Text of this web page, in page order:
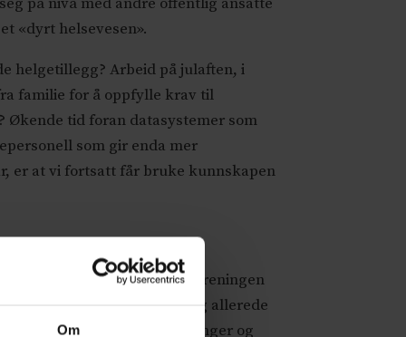
Om
«dyrt helsevesen».
helgetillegg? Arbeid på julaften, i
familie for å oppfylle krav til
Økende tid foran datasystemer som
som gir enda mer
er at vi fortsatt får bruke kunnskapen
ikke utbytting. Når Legeforeningen
han. Leger strekker seg allerede
arbeidsgiver (vaktordninger og